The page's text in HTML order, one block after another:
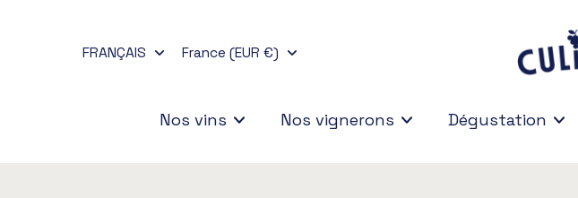
FRANÇAIS France (EUR €)
Nos vins Nos vignerons Dégustation